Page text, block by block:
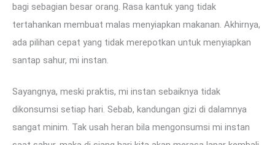
bagi sebagian besar orang. Rasa kantuk yang tidak
tertahankan membuat malas menyiapkan makanan. Akhirnya,
ada pilihan cepat yang tidak merepotkan untuk menyiapkan
santap sahur, mi instan.
Sayangnya, meski praktis, mi instan sebaiknya tidak
dikonsumsi setiap hari. Sebab, kandungan gizi di dalamnya
sangat minim. Tak usah heran bila mengonsumsi mi instan